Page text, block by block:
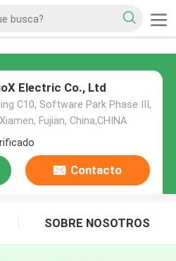
Electric Co., Ltd
C10, Software Park Phase III,
Fujian, China,CHINA
Contacto
SOBRE NOSOTROS